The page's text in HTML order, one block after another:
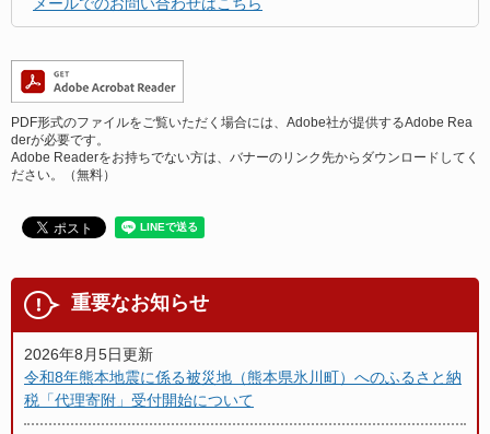
PDF形式のファイルをご覧いただく場合には、Adobe社が提供するAdobe Rea
derが必要です。
Adobe Readerをお持ちでない方は、バナーのリンク先からダウンロードしてく
ださい。（無料）
重要なお知らせ
2026年8月5日更新
令和8年熊本地震に係る被災地（熊本県氷川町）へのふるさと納
税「代理寄附」受付開始について